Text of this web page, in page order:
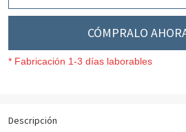
CÓMPRALO
* Fabricación 1-3 días laborables
Descripción